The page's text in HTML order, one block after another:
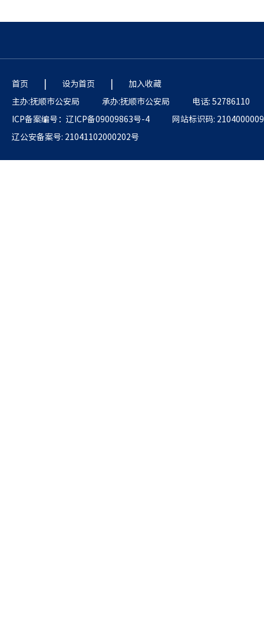
首页 | 设为首页 |
加入收藏
主办:抚顺市公安局
承办:抚顺市公安局
电话: 52786110
ICP备案编号：辽ICP备09009863号-4
网站标识码: 2104000009
辽公安备案号: 21041102000202号